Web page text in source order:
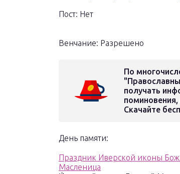
Пост: Нет
Венчание: Разрешено
По
получать
Скачайте
День памяти:
Праздник Иверской иконы
Масленица